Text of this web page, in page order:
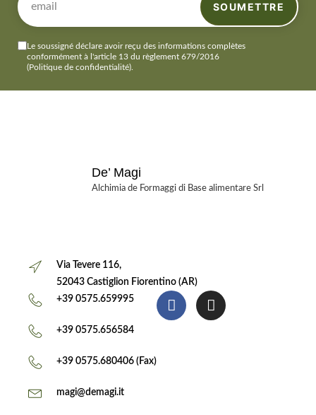
Le soussigné déclare avoir reçu des informations complètes
conformément à l'article 13 du règlement 679/2016
(Politique de confidentialité)
SOUMETTRE
De’ Magi
Alchimia de Formaggi di Base alimentare Srl
Via Tevere 116,
52043 Castiglion Fiorentino (AR)
+39 0575.659995
+39 0575.656584
+39 0575.680406 (Fax)
magi@demagi.it